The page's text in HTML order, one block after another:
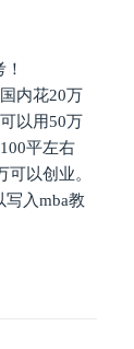
内花20万
以用50万
平左右
可以创业。
入mba教